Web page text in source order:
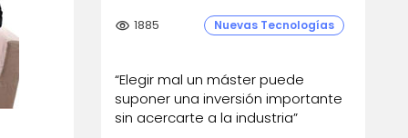
visibility 1885 Nuevas Tecnologías
“Elegir mal un máster puede
suponer una inversión importante
sin acercarte a la industria”